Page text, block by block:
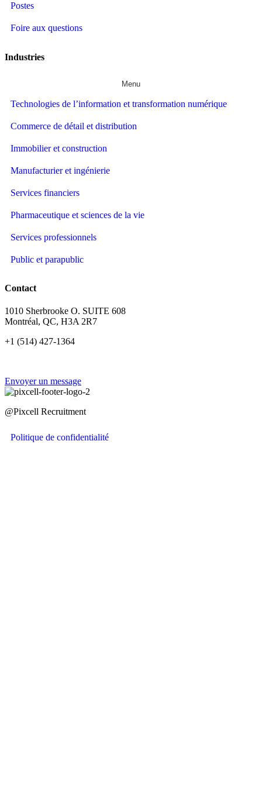
Postes
Foire aux questions
Industries
Menu
Technologies de l’information et transformation numérique
Commerce de détail et distribution
Immobilier et construction
Manufacturier et ingénierie
Services financiers
Pharmaceutique et sciences de la vie
Services professionnels
Public et parapublic
Contact
1010 Sherbrooke O. SUITE 608
Montréal, QC, H3A 2R7
+1 (514) 427-1364
Envoyer un message
@Pixcell Recruitment
Politique de confidentialité